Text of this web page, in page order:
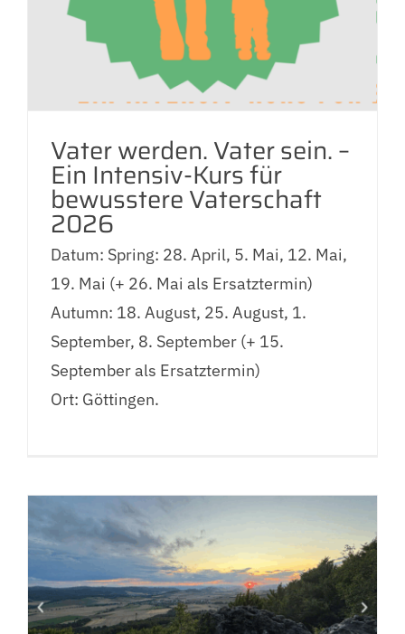
Vater werden. Vater sein. –
Ein Intensiv-Kurs für
bewusstere Vaterschaft
2026
Datum: Spring: 28. April, 5. Mai, 12. Mai,
19. Mai (+ 26. Mai als Ersatztermin)
Autumn: 18. August, 25. August, 1.
September, 8. September (+ 15.
September als Ersatztermin)
Ort: Göttingen.